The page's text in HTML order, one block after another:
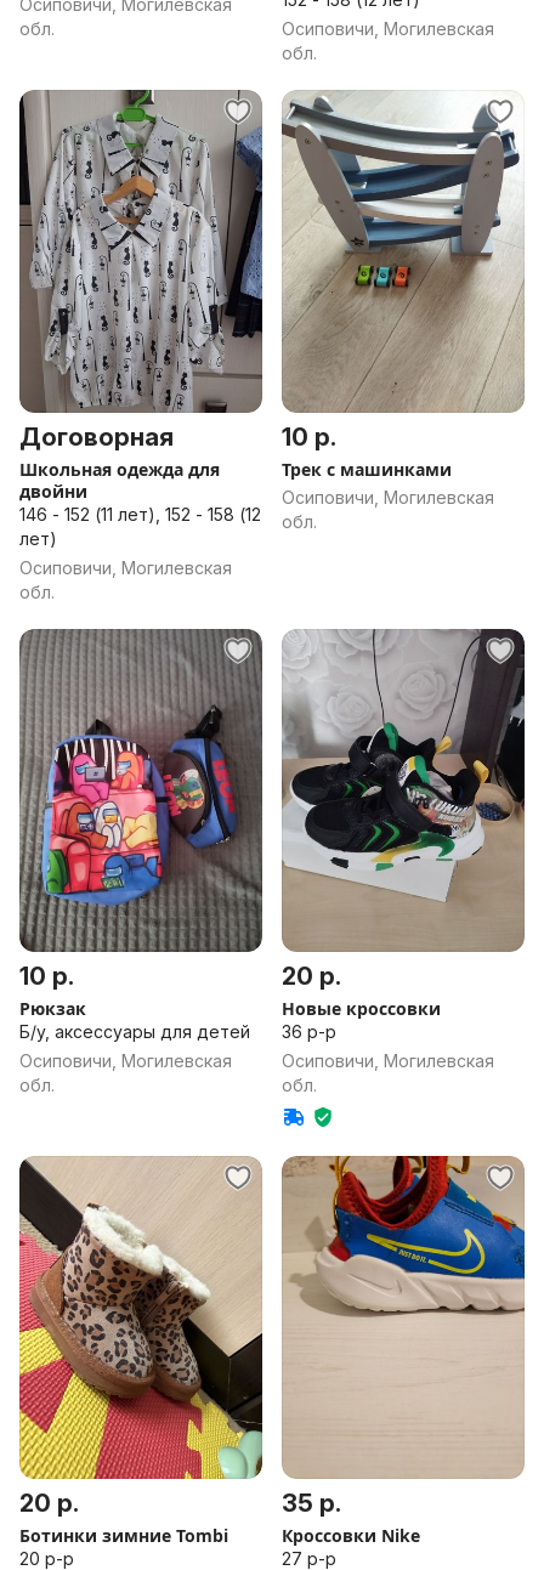
Осиповичи, Могилевская
обл.
Осиповичи, Могилевская
обл.
Договорная
Школьная одежда для
двойни
146 - 152 (11 лет), 152 - 158 (12
лет)
Осиповичи, Могилевская
обл.
10 р.
Трек с машинками
Осиповичи, Могилевская
обл.
10 р.
Рюкзак
Б/у, аксессуары для детей
Осиповичи, Могилевская
обл.
20 р.
Новые кроссовки
36 р-р
Осиповичи, Могилевская
обл.
20 р.
Ботинки зимние Tombi
20 р-р
35 р.
Кроссовки Nike
27 р-р